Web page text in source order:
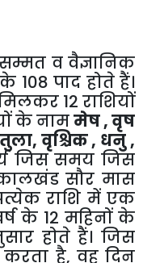
व वैज्ञानिक
108 पाद होते हैं।
12 राशियों
के नाममेष , वृष
वृश्चिक , धनु ,
जिस समय जिस
कालखंड सौर मास
राशि में एक
के 12 महिनों के
होते हैं। जिस
करता है, वह दिन